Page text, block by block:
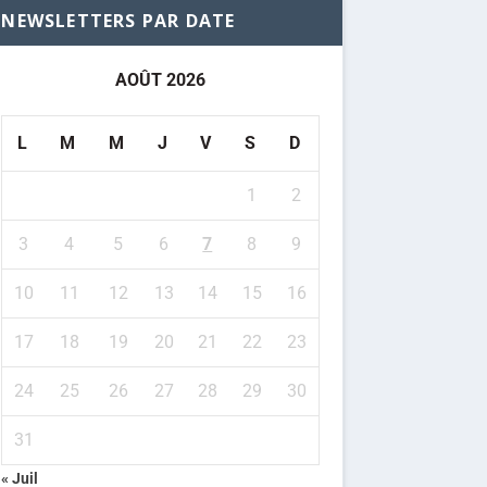
NEWSLETTERS PAR DATE
AOÛT 2026
L M M J V S D
1 2
3 4 5 6 7 8 9
10 11 12 13 14 15 16
17 18 19 20 21 22 23
24 25 26 27 28 29 30
31
« Juil